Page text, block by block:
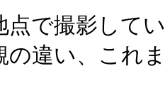
点で撮影して
の違い、これ